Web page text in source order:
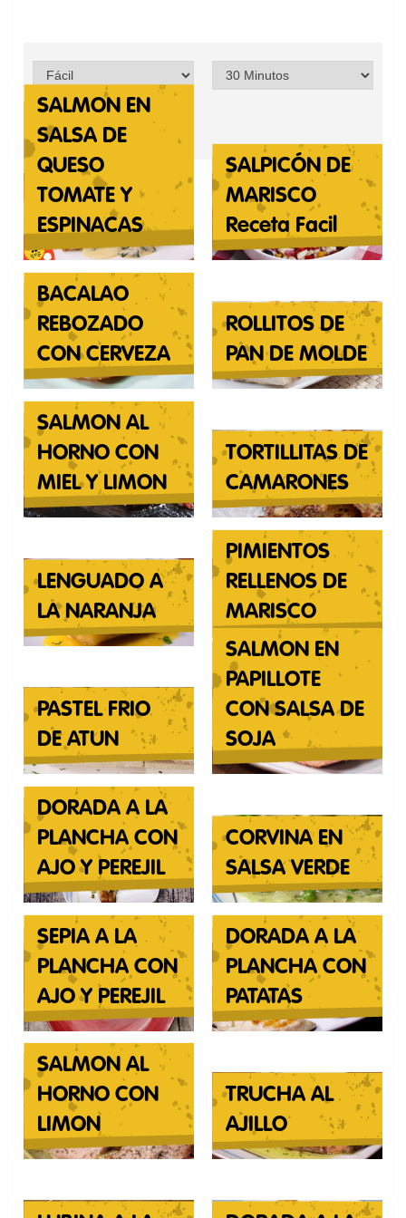
filtrar
SALMON EN
SALSA DE
QUESO
TOMATE Y
ESPINACAS
SALPICÓN DE
MARISCO
Receta Facil
BACALAO
REBOZADO
CON CERVEZA
ROLLITOS DE
PAN DE MOLDE
SALMON AL
HORNO CON
MIEL Y LIMON
TORTILLITAS DE
CAMARONES
LENGUADO A
LA NARANJA
PIMIENTOS
RELLENOS DE
MARISCO
PASTEL FRIO
DE ATUN
SALMON EN
PAPILLOTE
CON SALSA DE
SOJA
DORADA A LA
PLANCHA CON
AJO Y PEREJIL
CORVINA EN
SALSA VERDE
SEPIA A LA
PLANCHA CON
AJO Y PEREJIL
DORADA A LA
PLANCHA CON
PATATAS
SALMON AL
HORNO CON
LIMON
TRUCHA AL
AJILLO